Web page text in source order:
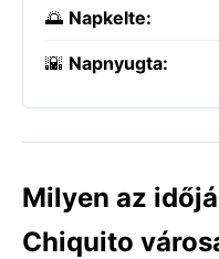
🌅 Napkelte:
🌇 Napnyugta:
Milyen az
Chiquito